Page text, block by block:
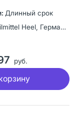
Длинный срок
Biologische Heilmittel Heel, Германия
руб.